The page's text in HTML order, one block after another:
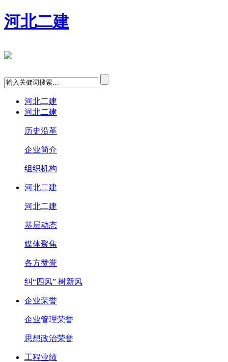
河北二建
河北二建
河北二建
历史沿革
企业简介
组织机构
河北二建
河北二建
基层动态
媒体聚焦
各方赞誉
纠“四风” 树新风
企业荣誉
企业管理荣誉
思想政治荣誉
工程业绩